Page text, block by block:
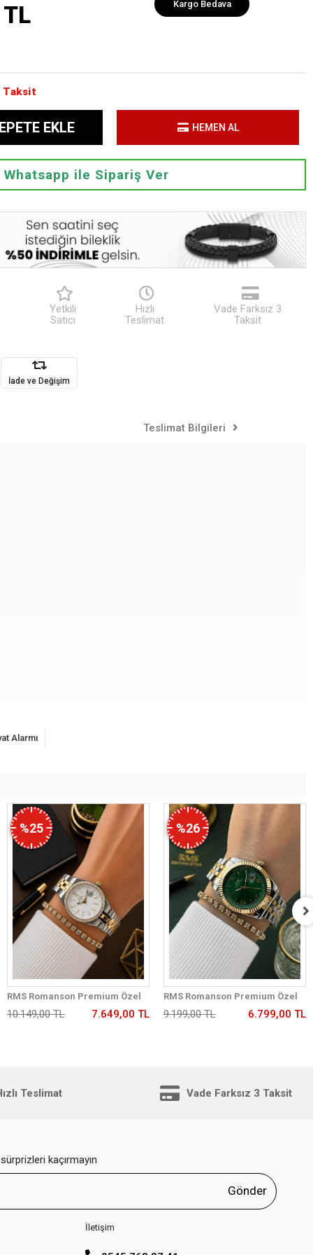
Kargo Bedava
Taksit
EKLE HEMEN AL
Whatsapp ile Sipariş Ver
Yetkili
Satıcı
Hızlı
Teslimat
Vade Farksız 3
Taksit
İade ve Değişim
Teslimat Bilgileri
Alarmı
%25
RMS Romanson Premium Özel
Tasarım Kordon 2 Yıl Garantili 5
Atm Kadın Kol Saati+Bileklik
10.149,00 TL 7.649,00 TL
%26
RMS Romanson Premium Özel
Tasarım Kordon 2 Yıl Garantili 5
Atm Kadın Kol Saati+Bileklik
9.199,00 TL 6.799,00 TL
Teslimat Vade Farksız 3 Taksit
kaçırmayın
Gönder
İletişim